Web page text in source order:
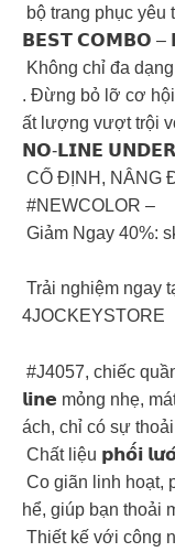
bộ trang phục yêu
𝗕𝗘𝗦𝗧 𝗖𝗢𝗠𝗕𝗢 –
Không chỉ đa
. Đừng bỏ lỡ cơ hội
ất lượng vượt trội
𝗡𝗢-𝗟𝗜𝗡𝗘
CỐ ĐỊNH, NÂNG
#NEWCOLOR –
Giảm Ngay 40%:
Trải nghiệm ngay
4JOCKEYSTORE
#J4057, chiếc
𝗹𝗶𝗻𝗲 mỏng nhẹ,
ách, chỉ có sự
Chất liệu 𝗽𝗵𝗼̂́𝗶
Co giãn linh hoạt,
hể, giúp bạn thoải
Thiết kế với công